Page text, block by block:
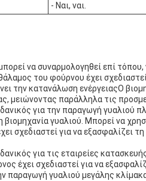
- Ναι, ναι.
να συναρμολογηθεί επί
του φούρνου έχει
την κατανάλωση ενέργειαςΟ
μειώνοντας παράλληλα τις
για την παραγωγή γυαλιού
γυαλιού. Μπορεί να
σχεδιαστεί για να εξασφαλίζει
για τις εταιρείες
έχει σχεδιαστεί για να
παραγωγή γυαλιού μεγάλης